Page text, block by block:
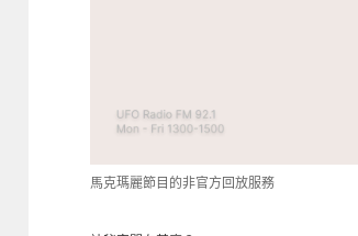
秘
空
間
馬克瑪麗節目的非官方回放服務